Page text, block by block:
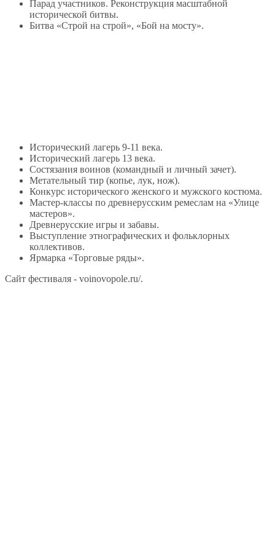
Парад участников. Реконструкция масштабной
исторической битвы.
Битва «Строй на строй», «Бой на мосту».
Исторический лагерь 9-11 века.
Исторический лагерь 13 века.
Состязания воинов (командный и личный зачет).
Метательный тир (копье, лук, нож).
Конкурс исторического женского и мужского костюма.
Мастер-классы по древнерусским ремеслам на «Улице
мастеров».
Древнерусские игры и забавы.
Выступление этнографических и фольклорных
коллективов.
Ярмарка «Торговые ряды».
Сайт фестиваля - voinovopole.ru/.